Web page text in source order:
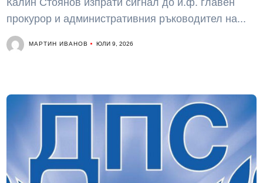
Калин Стоянов изпрати сигнал до и.ф. главен
прокурор и административния ръководител на...
МАРТИН ИВАНОВ ЮЛИ 9, 2026